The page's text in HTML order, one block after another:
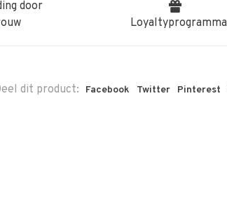
door
Loyaltyprogramma
dit product: Facebook Twitter Pinterest